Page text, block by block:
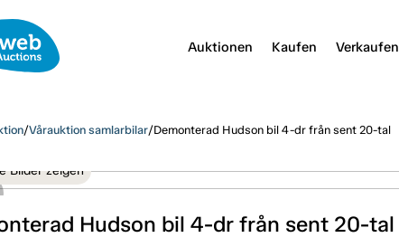
Auktionen Kaufen Verkaufen
/Vårauktion samlarbilar/Demonterad Hudson bil 4-dr från sent 20-tal
Bilder zeigen
Hudson bil 4-dr från sent 20-tal